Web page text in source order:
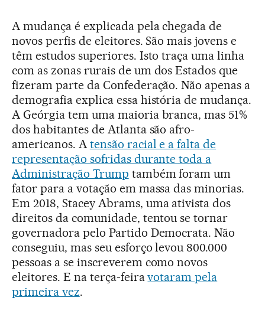
A mudança é explicada pela chegada de
novos perfis de eleitores. São mais jovens e
têm estudos superiores. Isto traça uma linha
com as zonas rurais de um dos Estados que
fizeram parte da Confederação. Não apenas a
demografia explica essa história de mudança.
A Geórgia tem uma maioria branca, mas 51%
dos habitantes de Atlanta são afro-
americanos. Atensão racial e a falta de
representação sofridas durante toda a
Administração Trump também foram um
fator para a votação em massa das minorias.
Em 2018, Stacey Abrams, uma ativista dos
direitos da comunidade, tentou se tornar
governadora pelo Partido Democrata. Não
conseguiu, mas seu esforço levou 800.000
pessoas a se inscreverem como novos
eleitores. E na terça-feiravotaram pela
primeira vez.